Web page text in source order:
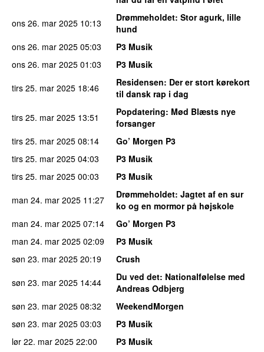
ons 26. mar 2025 10:13 Drømmeholdet: Stor agurk, lille
hund
ons 26. mar 2025 05:03
P3 Musik
ons 26. mar 2025 01:03
P3 Musik
tirs 25. mar 2025 18:46 Residensen: Der er stort kørekort
til dansk rap i dag
tirs 25. mar 2025 13:51 Popdatering: Mød Blæsts nye
forsanger
tirs 25. mar 2025 08:14
Go’ Morgen P3
tirs 25. mar 2025 04:03
P3 Musik
tirs 25. mar 2025 00:03
P3 Musik
man 24. mar 2025 11:27 Drømmeholdet: Jagtet af en sur
ko og en mormor på højskole
man 24. mar 2025 07:14
Go’ Morgen P3
man 24. mar 2025 02:09
P3 Musik
søn 23. mar 2025 20:19
Crush
søn 23. mar 2025 14:44 Du ved det: Nationalfølelse med
Andreas Odbjerg
søn 23. mar 2025 08:32
WeekendMorgen
søn 23. mar 2025 03:03
P3 Musik
lør 22. mar 2025 22:00
P3 Musik